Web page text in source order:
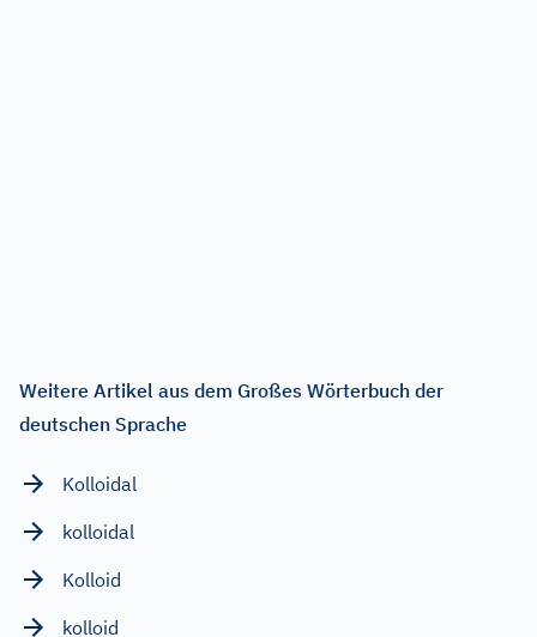
Weitere Artikel aus dem Großes Wörterbuch der
deutschen Sprache
Kolloidal
kolloidal
Kolloid
kolloid